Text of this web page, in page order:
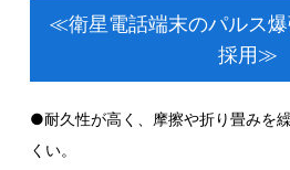
≪衛星電話端末のパルス
採用≫
●耐久性が高く、摩擦や折り畳みを
くい。